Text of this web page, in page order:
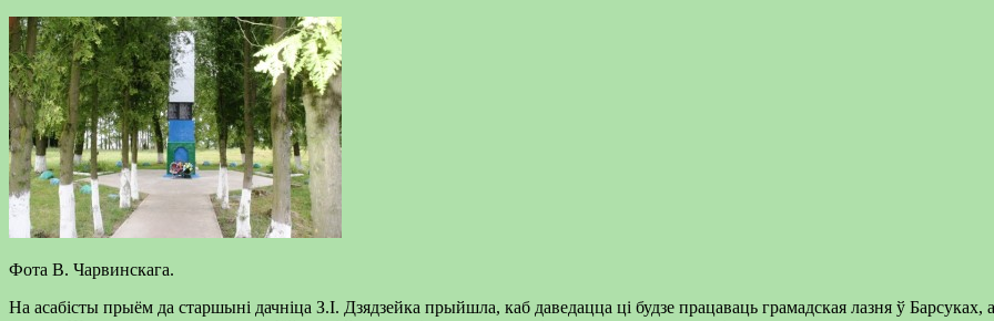
Фота В. Чарвинскага.
На асабісты прыём да старшыні дачніца З.І. Дзядзейка прыйшла, каб даведацца ці будзе працаваць грамадская лазня ў